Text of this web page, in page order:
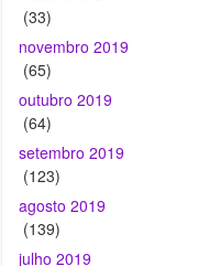
outubro 2019
setembro 2019
(123)
agosto 2019
(139)
julho 2019
(141)
junho 2019
(161)